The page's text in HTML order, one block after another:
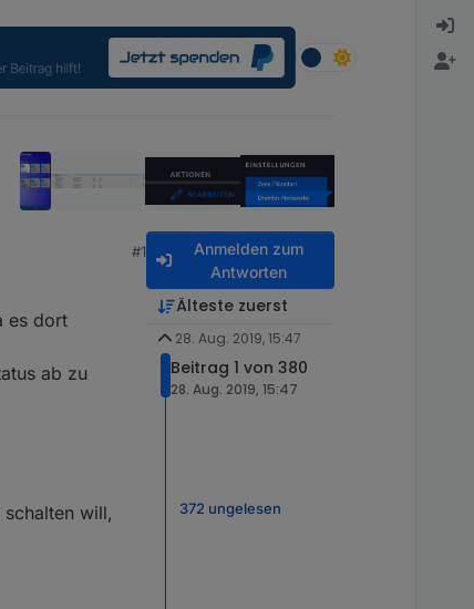
#1
es dort
ab zu
will,
Anmelden zum
Antworten
Älteste zuerst
28. Aug. 2019, 15:47
Beitrag 1 von 380
28. Aug. 2019, 15:47
372 ungelesen